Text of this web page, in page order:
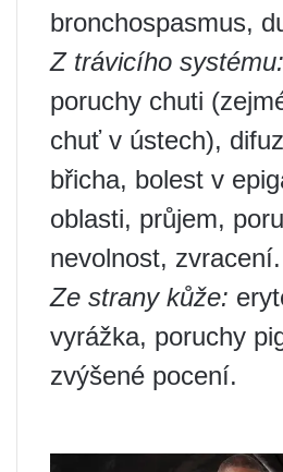
bronchospasmus,
Z trávicího systému:
poruchy chuti
chuť v ústech),
břicha, bolest v
oblasti, průjem,
nevolnost, zvracení.
Ze strany kůže:
vyrážka, poruchy
zvýšené pocení.